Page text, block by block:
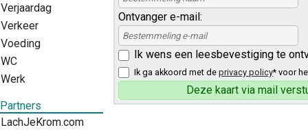
Verjaardag
Verkeer
Voeding
WC
Werk
Partners
LachJeKrom.com
Ontvanger e-mail:
Ik wens een leesbevestiging te
Ik ga akkoord met deprivacy policy* voor